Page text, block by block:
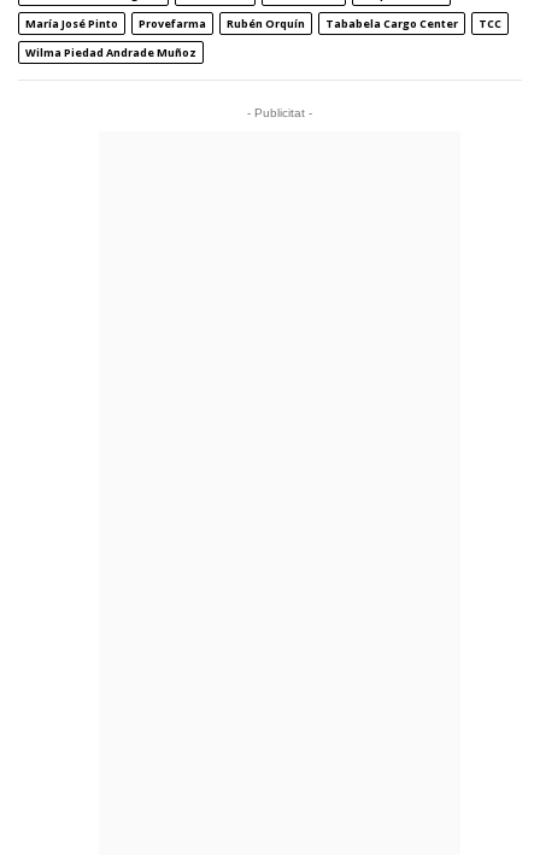
María José Pinto
Provefarma Rubén Orquín Tababela Cargo Center
TCC
Wilma Piedad Andrade Muñoz
- Publicitat -